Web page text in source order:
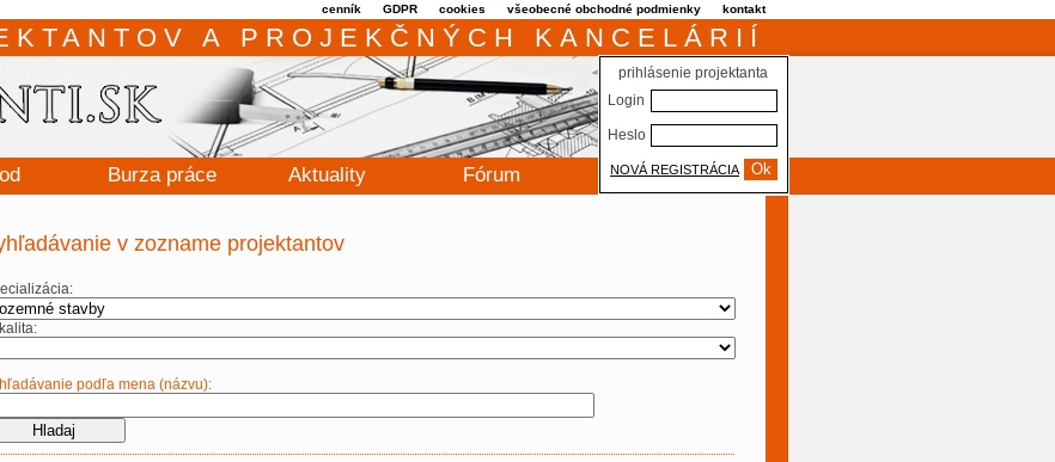
cenník GDPR cookies všeobecné obchodné podmienky kontakt
prihlásenie projektanta
Login
Heslo
NOVÁ REGISTRÁCIA
A PROJEKČNÝCH KANCELÁRIÍ
Burza práce Aktuality Fórum
v zozname projektantov
podľa mena (názvu):